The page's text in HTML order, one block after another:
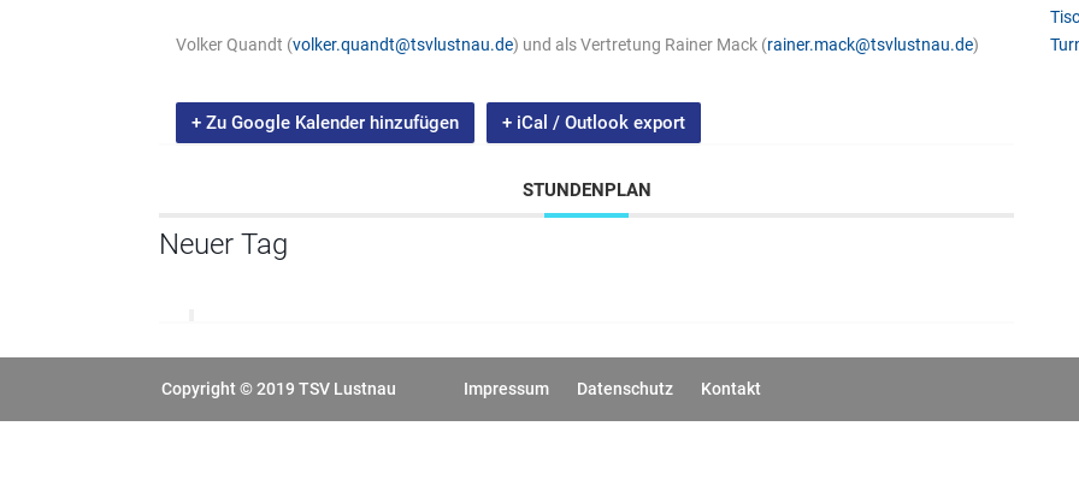
Volker Quandt (volker.quandt@tsvlustnau.de) und als Vertretung Rainer Mack (rainer.mack@tsvlustnau.de)
+ Zu Google Kalender hinzufügen + iCal / Outlook export
STUNDENPLAN
Neuer Tag
Copyright © 2019 TSV Lustnau Impressum Datenschutz Kontakt